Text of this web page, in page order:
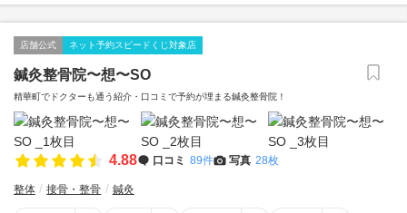
店舗公式 ネット予約スピードくじ対象店
鍼灸整骨院〜想〜SO
精華町でドクターも通う紹介・口コミで予約が埋まる鍼灸整骨院！
4.88 口コミ 89件 写真 28枚
整体 接骨・整骨 鍼灸